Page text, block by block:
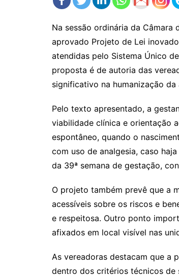
Na sessão ordinária da
aprovado Projeto de Lei
atendidas pelo Sistema Único
proposta é de autoria das
significativo na humanização
Pelo texto apresentado, a
viabilidade clínica e orientação
espontâneo, quando o
com uso de analgesia, caso
da 39ª semana de gestação,
O projeto também prevê que a
acessíveis sobre os riscos e
e respeitosa. Outro ponto
afixados em local visível nas
As vereadoras destacam que a
dentro dos critérios técnicos de